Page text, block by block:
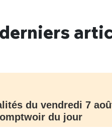
du vendredi 7
du jour
*
PARTICIPATION
souhaitez-